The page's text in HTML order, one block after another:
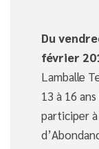
Du
février
Lamballe
13 à 16
participer à